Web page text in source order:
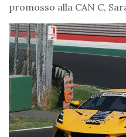
promosso alla CAN C,